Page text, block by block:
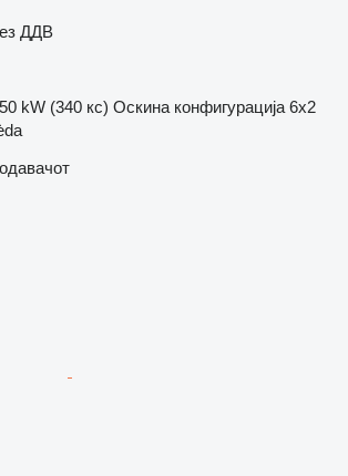
ДДВ
kW (340 кс) Оскина конфигурација 6x2